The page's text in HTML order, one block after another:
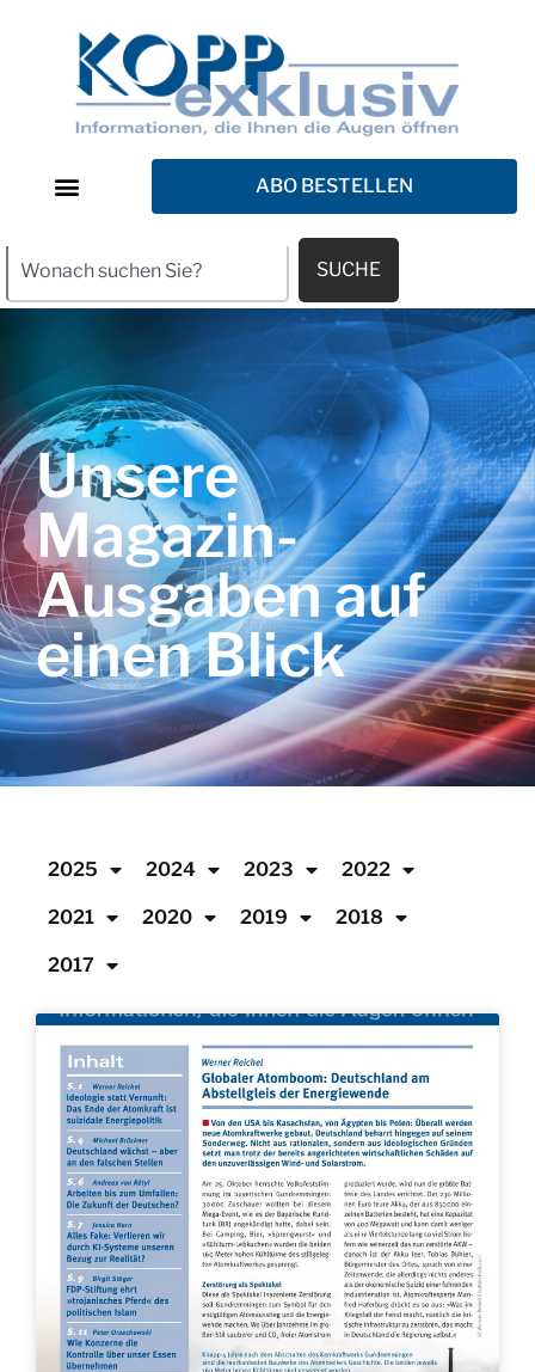
ABO BESTELLEN
SUCHE
Unsere
Magazin-
Ausgaben auf
einen Blick
2025 2024 2023 2022
2021 2020 2019 2018
2017